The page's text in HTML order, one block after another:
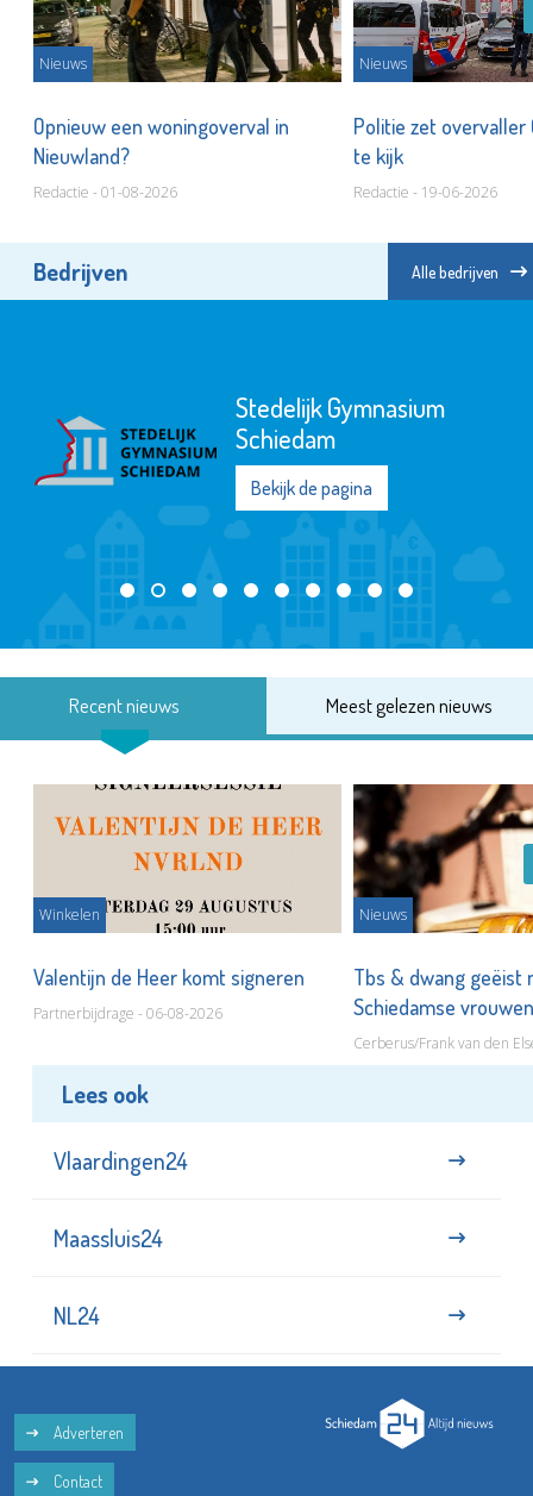
Nieuws
Opnieuw een woningoverval in
Nieuwland?
Redactie - 01-08-2026
Nieuws
Politie zet overvaller
te kijk
Redactie - 19-06-2026
Bedrijven Alle bedrijven
Stedelijk Gymnasium
Schiedam
Bekijk de pagina
Recent nieuws Meest gelezen nieuws
Winkelen
Valentijn de Heer komt signeren
Partnerbijdrage - 06-08-2026
Nieuws
Tbs & dwang geëist
Schiedamse
Cerberus/Frank van den
Lees ook
Vlaardingen24
Maassluis24
NL24
Adverteren
Contact